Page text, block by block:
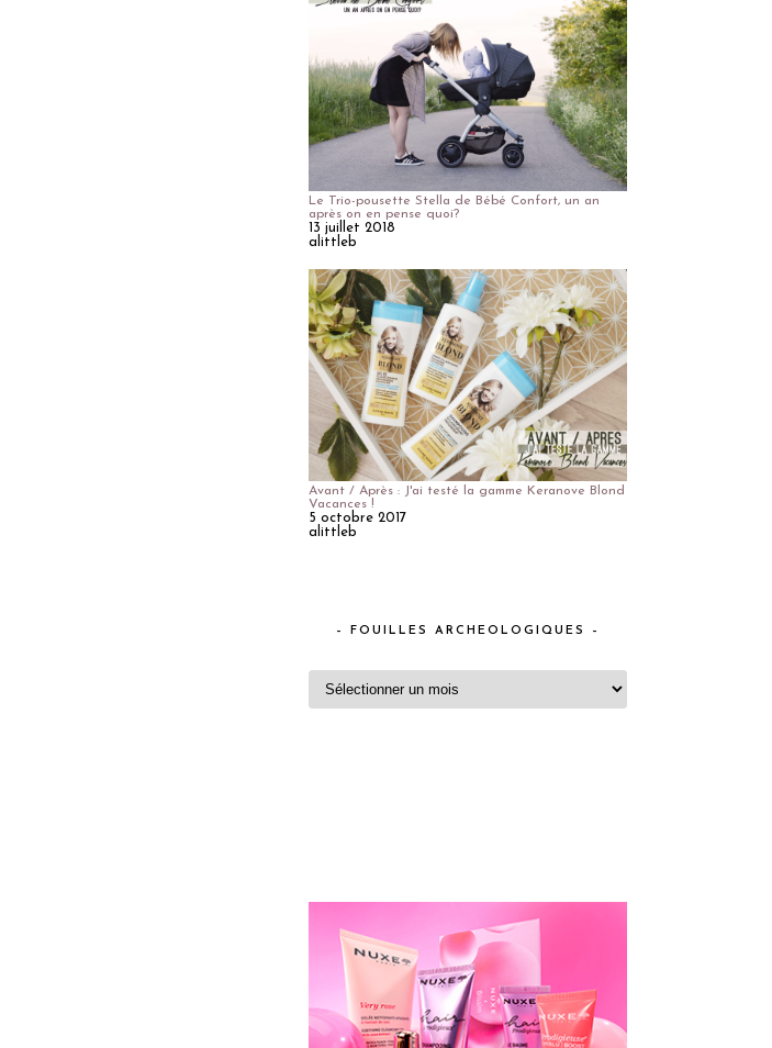
Le Trio-pousette Stella de Bébé Confort, un an
après on en pense quoi?
13 juillet 2018
alittleb
Avant / Après : J'ai testé la gamme Keranove Blond
Vacances !
5 octobre 2017
alittleb
– FOUILLES ARCHEOLOGIQUES –